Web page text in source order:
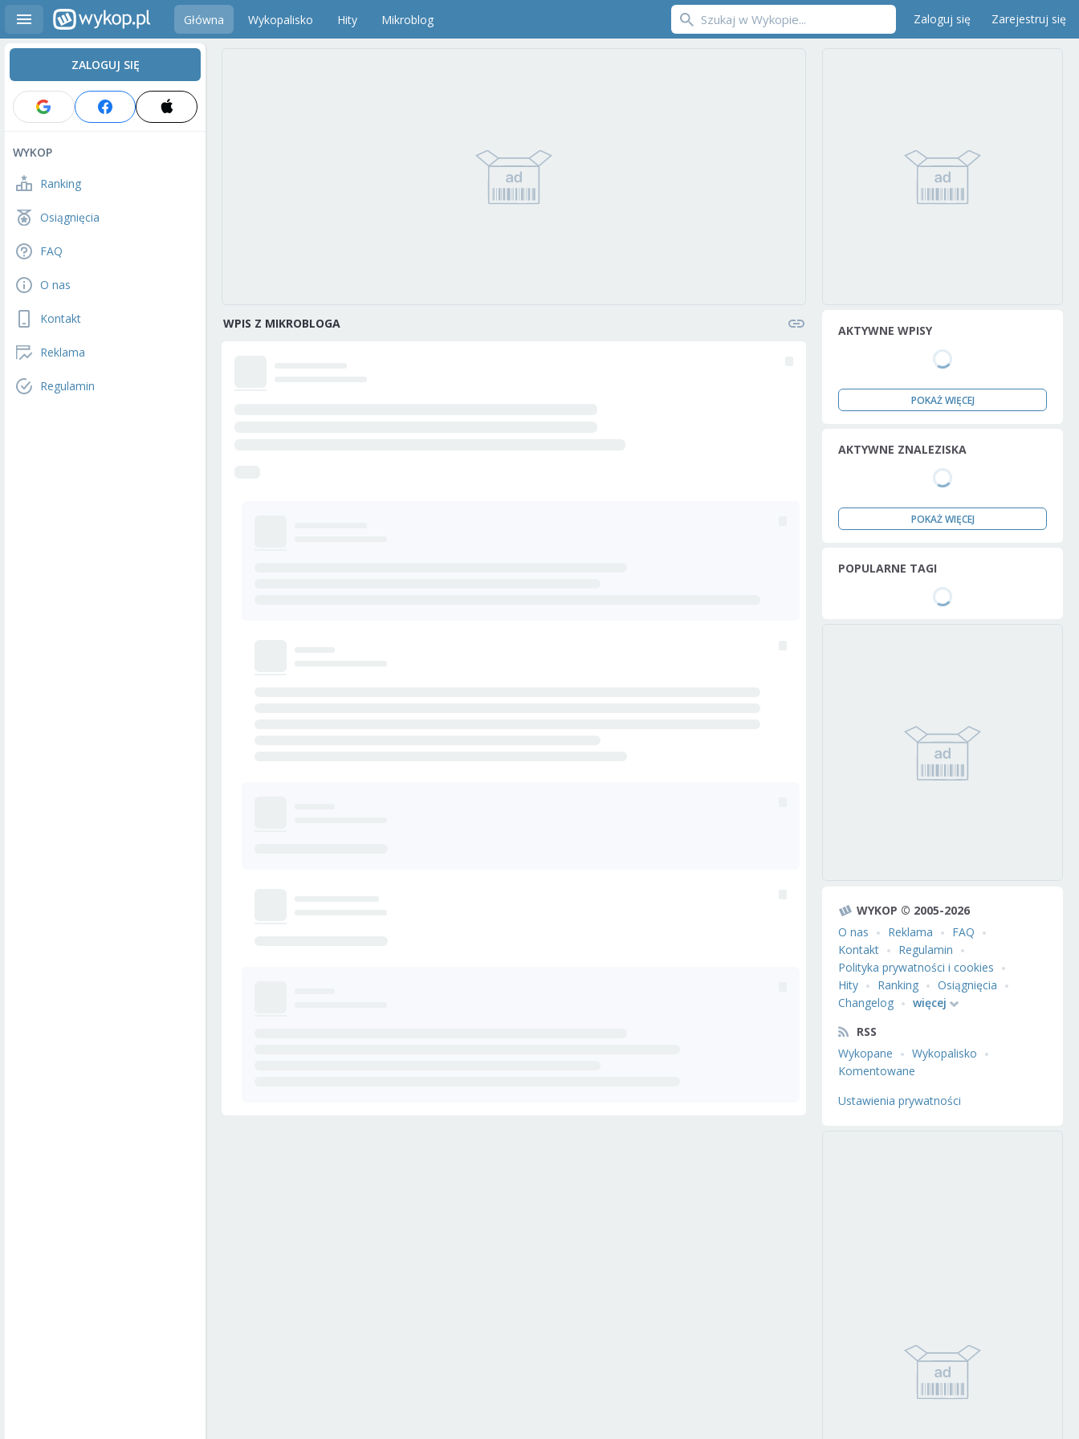
Główna Wykopalisko Hity Mikroblog Zaloguj się Zarejestruj się
ZALOGUJ SIĘ
WYKOP
Ranking
Osiągnięcia
FAQ
O nas
Kontakt
Reklama
Regulamin
WPIS Z MIKROBLOGA AKTYWNE WPISY
POKAŻ WIĘCEJ
AKTYWNE ZNALEZISKA
POKAŻ WIĘCEJ
POPULARNE TAGI
WYKOP © 2005-2026
O nas
Reklama
FAQ
Kontakt
Regulamin
Polityka prywatności i cookies
Hity
Ranking
Osiągnięcia
Changelog
więcej
RSS
Wykopane
Wykopalisko
Komentowane
Ustawienia prywatności